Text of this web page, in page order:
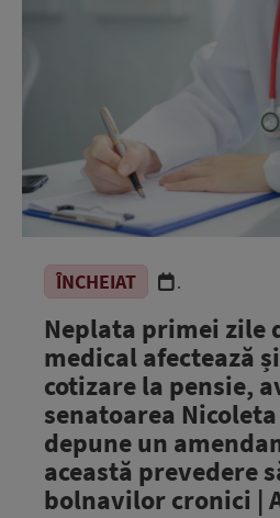
ÎNCHEIAT .
Neplata primei zile
medical afectează
cotizare la pensie,
senatoarea
depune un
această prevedere
bolnavilor cronici |